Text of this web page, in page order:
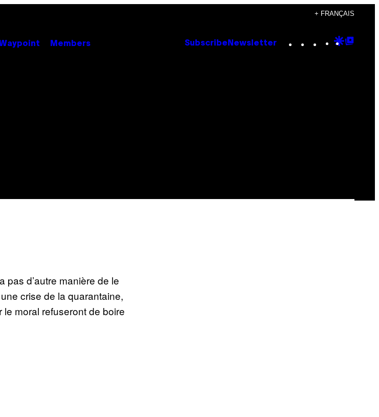
+ FRANÇAIS
Members Subscribe Newsletter Instagram
TikTok
YouTube
Google
pas d’autre manière de le
crise de la quarantaine,
moral refuseront de boire